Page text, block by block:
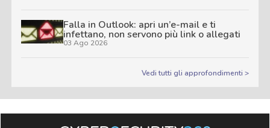
Falla in Outlook: apri un’e-mail e ti
infettano, non servono più link o allegati
03 Ago 2026
Vedi tutti gli approfondimenti >